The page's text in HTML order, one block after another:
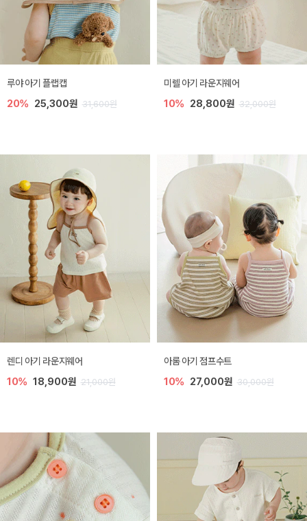
루야 아기 플랩캡
20% 25,300원 31,600원
미렐 아기 라운지웨어
10% 28,800원 32,000원
렌디 아기 라운지웨어
10% 18,900원 21,000원
아롬 아기 점프수트
10% 27,000원 30,000원